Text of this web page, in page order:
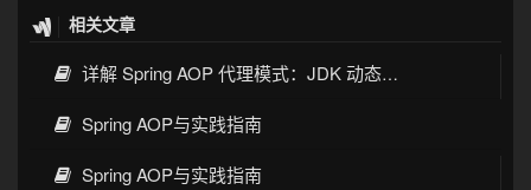
相关文章
详解 Spring AOP 代理模式：JDK 动态代理与 CGLIB 原理
Spring AOP与实践指南
Spring AOP与实践指南